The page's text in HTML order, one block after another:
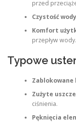
przed
Czystość wody
Komfort
przepływ wody.
Typowe
Zablokowane
Zużyte
ciśnienia.
Pęknięcia